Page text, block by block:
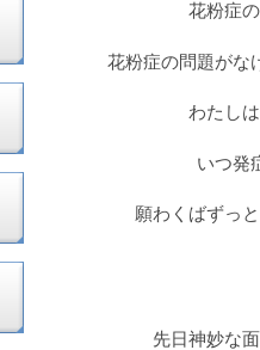
花粉症
花粉症の問題がな
わたし
いつ発
願わくばずっ
先日神妙な